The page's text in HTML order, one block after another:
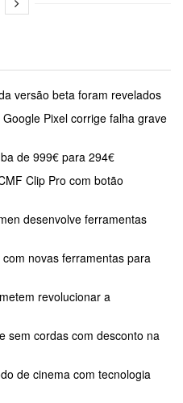
versão beta foram revelados
Pixel corrige falha grave
de 999€ para 294€
Clip Pro com botão
desenvolve ferramentas
novas ferramentas para
revolucionar a
sem cordas com desconto na
de cinema com tecnologia